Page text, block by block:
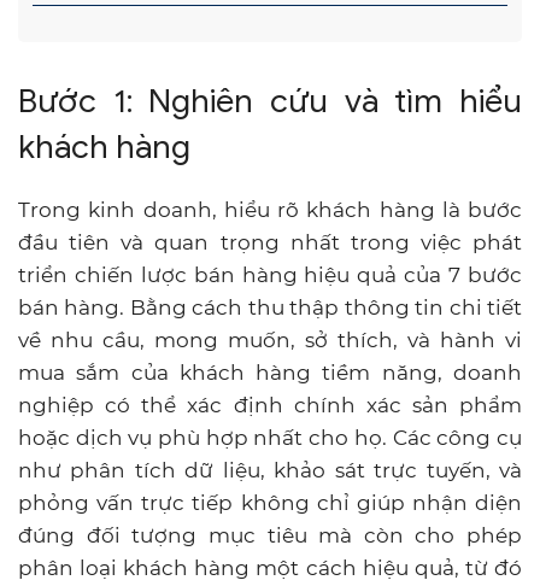
Bước 1: Nghiên cứu và tìm hiểu
khách hàng
Trong kinh doanh, hiểu rõ khách hàng là bước
đầu tiên và quan trọng nhất trong việc phát
triển chiến lược bán hàng hiệu quả của 7 bước
bán hàng. Bằng cách thu thập thông tin chi tiết
về nhu cầu, mong muốn, sở thích, và hành vi
mua sắm của khách hàng tiềm năng, doanh
nghiệp có thể xác định chính xác sản phẩm
hoặc dịch vụ phù hợp nhất cho họ. Các công cụ
như phân tích dữ liệu, khảo sát trực tuyến, và
phỏng vấn trực tiếp không chỉ giúp nhận diện
đúng đối tượng mục tiêu mà còn cho phép
phân loại khách hàng một cách hiệu quả, từ đó